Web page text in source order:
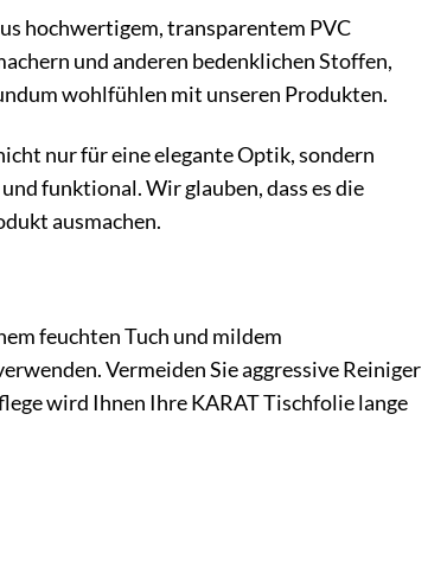
hochwertigem, transparentem PVC
und anderen bedenklichen Stoffen,
wohlfühlen mit unseren Produkten.
nur für eine elegante Optik, sondern
funktional. Wir glauben, dass es die
ausmachen.
feuchten Tuch und mildem
Vermeiden Sie aggressive Reiniger
wird Ihnen Ihre KARAT Tischfolie lange